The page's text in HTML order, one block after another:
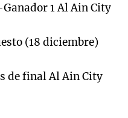
1 Al Ain City
(18 diciembre)
de final Al Ain City